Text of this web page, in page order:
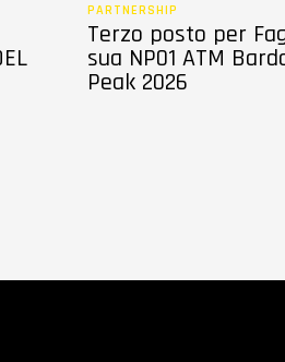
PARTNERSHIP
Terzo posto per
sua NP01 ATM
Peak 2026